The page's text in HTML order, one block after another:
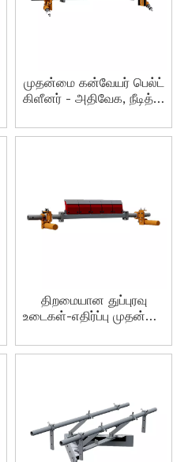
முதன்மை கன்வேயர் பெல்ட்
கிளீனர் - அதிவேக, நீடித்த,
ரிடார்டன்ட்
திறமையான துப்புரவு
உடைகள்-எதிர்ப்பு முதன்மை